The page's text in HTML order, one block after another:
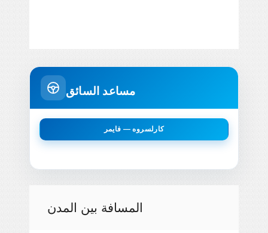
مساعد السائق
كارلسروه — فايمر
المسافة بين المدن